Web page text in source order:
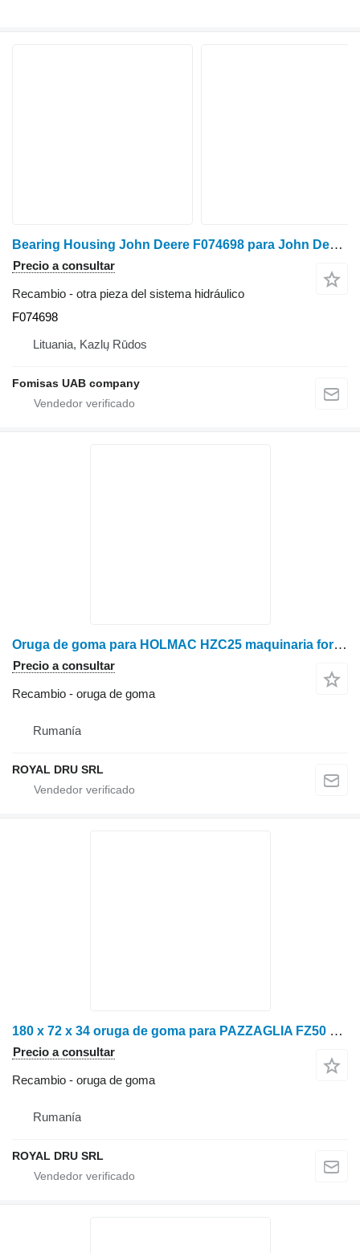
Bearing Housing John Deere F074698 para John Deere 1270 1470 E G procesadora forestal
Precio a consultar
Recambio - otra pieza del sistema hidráulico
F074698
Lituania, Kazlų Rūdos
Fomisas UAB company
Oruga de goma para HOLMAC HZC25 maquinaria forestal
Precio a consultar
Recambio - oruga de goma
Rumanía
ROYAL DRU SRL
180 x 72 x 34 oruga de goma para PAZZAGLIA FZ50 maquinaria forestal
Precio a consultar
Recambio - oruga de goma
Rumanía
ROYAL DRU SRL